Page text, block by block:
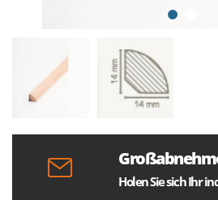
Holen Sie sich Ihr